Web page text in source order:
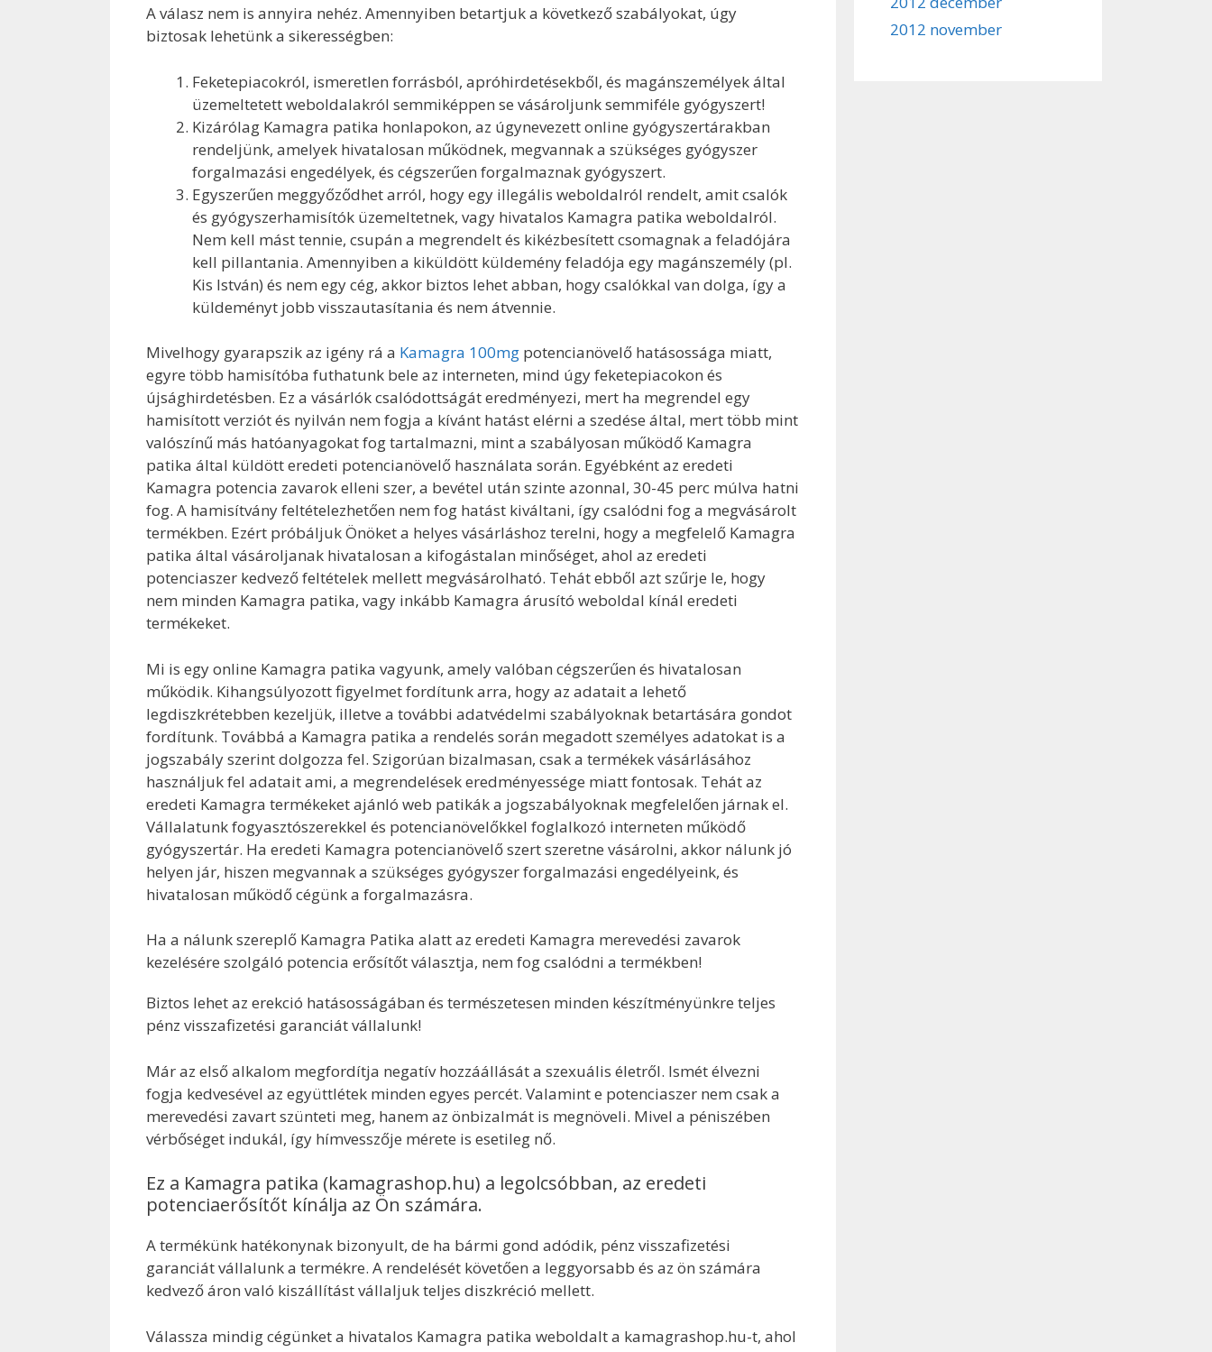
A válasz nem is annyira nehéz. Amennyiben betartjuk a következő szabályokat, úgy
biztosak lehetünk a sikerességben:
Feketepiacokról, ismeretlen forrásból, apróhirdetésekből, és magánszemélyek által
üzemeltetett weboldalakról semmiképpen se vásároljunk semmiféle gyógyszert!
Kizárólag Kamagra patika honlapokon, az úgynevezett online gyógyszertárakban
rendeljünk, amelyek hivatalosan működnek, megvannak a szükséges gyógyszer
forgalmazási engedélyek, és cégszerűen forgalmaznak gyógyszert.
Egyszerűen meggyőződhet arról, hogy egy illegális weboldalról rendelt, amit csalók
és gyógyszerhamisítók üzemeltetnek, vagy hivatalos Kamagra patika weboldalról.
Nem kell mást tennie, csupán a megrendelt és kikézbesített csomagnak a feladójára
kell pillantania. Amennyiben a kiküldött küldemény feladója egy magánszemély (pl.
Kis István) és nem egy cég, akkor biztos lehet abban, hogy csalókkal van dolga, így a
küldeményt jobb visszautasítania és nem átvennie.
Mivelhogy gyarapszik az igény rá a Kamagra 100mg potencianövelő hatásossága miatt,
egyre több hamisítóba futhatunk bele az interneten, mind úgy feketepiacokon és
újsághirdetésben. Ez a vásárlók csalódottságát eredményezi, mert ha megrendel egy
hamisított verziót és nyilván nem fogja a kívánt hatást elérni a szedése által, mert több mint
valószínű más hatóanyagokat fog tartalmazni, mint a szabályosan működő Kamagra
patika által küldött eredeti potencianövelő használata során. Egyébként az eredeti
Kamagra potencia zavarok elleni szer, a bevétel után szinte azonnal, 30-45 perc múlva hatni
fog. A hamisítvány feltételezhetően nem fog hatást kiváltani, így csalódni fog a megvásárolt
termékben. Ezért próbáljuk Önöket a helyes vásárláshoz terelni, hogy a megfelelő Kamagra
patika által vásároljanak hivatalosan a kifogástalan minőséget, ahol az eredeti
potenciaszer kedvező feltételek mellett megvásárolható. Tehát ebből azt szűrje le, hogy
nem minden Kamagra patika, vagy inkább Kamagra árusító weboldal kínál eredeti
termékeket.
Mi is egy online Kamagra patika vagyunk, amely valóban cégszerűen és hivatalosan
működik. Kihangsúlyozott figyelmet fordítunk arra, hogy az adatait a lehető
legdiszkrétebben kezeljük, illetve a további adatvédelmi szabályoknak betartására gondot
fordítunk. Továbbá a Kamagra patika a rendelés során megadott személyes adatokat is a
jogszabály szerint dolgozza fel. Szigorúan bizalmasan, csak a termékek vásárlásához
használjuk fel adatait ami, a megrendelések eredményessége miatt fontosak. Tehát az
eredeti Kamagra termékeket ajánló web patikák a jogszabályoknak megfelelően járnak el.
Vállalatunk fogyasztószerekkel és potencianövelőkkel foglalkozó interneten működő
gyógyszertár. Ha eredeti Kamagra potencianövelő szert szeretne vásárolni, akkor nálunk jó
helyen jár, hiszen megvannak a szükséges gyógyszer forgalmazási engedélyeink, és
hivatalosan működő cégünk a forgalmazásra.
Ha a nálunk szereplő Kamagra Patika alatt az eredeti Kamagra merevedési zavarok
kezelésére szolgáló potencia erősítőt választja, nem fog csalódni a termékben!
Biztos lehet az erekció hatásosságában és természetesen minden készítményünkre teljes
pénz visszafizetési garanciát vállalunk!
Már az első alkalom megfordítja negatív hozzáállását a szexuális életről. Ismét élvezni
fogja kedvesével az együttlétek minden egyes percét. Valamint e potenciaszer nem csak a
merevedési zavart szünteti meg, hanem az önbizalmát is megnöveli. Mivel a péniszében
vérbőséget indukál, így hímvesszője mérete is esetileg nő.
Ez a Kamagra patika (kamagrashop.hu) a legolcsóbban, az eredeti
potenciaerősítőt kínálja az Ön számára.
A termékünk hatékonynak bizonyult, de ha bármi gond adódik, pénz visszafizetési
garanciát vállalunk a termékre. A rendelését követően a leggyorsabb és az ön számára
kedvező áron való kiszállítást vállaljuk teljes diszkréció mellett.
Válassza mindig cégünket a hivatalos Kamagra patika weboldalt a kamagrashop.hu-t, ahol
2012 november